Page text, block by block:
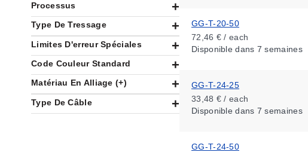
Processus
Type De Tressage
Limites D'erreur Spéciales
Code Couleur Standard
Matériau En Alliage (+)
Type De Câble
GG-T-20-50
72,46 € / each
Disponible dans 7 semaines
GG-T-24-25
33,48 € / each
Disponible dans 7 semaines
GG-T-24-50